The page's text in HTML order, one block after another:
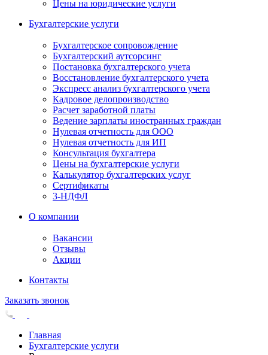
Цены на юридические услуги
Бухгалтерские услуги
Бухгалтерское сопровождение
Бухгалтерский аутсорсинг
Постановка бухгалтерского учета
Восстановление бухгалтерского учета
Экспресс анализ бухгалтерского учета
Кадровое делопроизводство
Расчет заработной платы
Ведение зарплаты иностранных граждан
Нулевая отчетность для ООО
Нулевая отчетность для ИП
Консультация бухгалтера
Цены на бухгалтерские услуги
Калькулятор бухгалтерских услуг
Сертификаты
3-НДФЛ
О компании
Вакансии
Отзывы
Акции
Контакты
Заказать звонок
Главная
Бухгалтерские услуги